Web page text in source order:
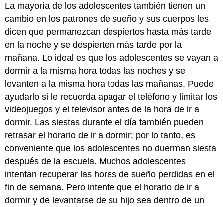
La mayoría de los adolescentes también tienen un
cambio en los patrones de sueño y sus cuerpos les
dicen que permanezcan despiertos hasta más tarde
en la noche y se despierten más tarde por la
mañana. Lo ideal es que los adolescentes se vayan a
dormir a la misma hora todas las noches y se
levanten a la misma hora todas las mañanas. Puede
ayudarlo si le recuerda apagar el teléfono y limitar los
videojuegos y el televisor antes de la hora de ir a
dormir. Las siestas durante el día también pueden
retrasar el horario de ir a dormir; por lo tanto, es
conveniente que los adolescentes no duerman siesta
después de la escuela. Muchos adolescentes
intentan recuperar las horas de sueño perdidas en el
fin de semana. Pero intente que el horario de ir a
dormir y de levantarse de su hijo sea dentro de un